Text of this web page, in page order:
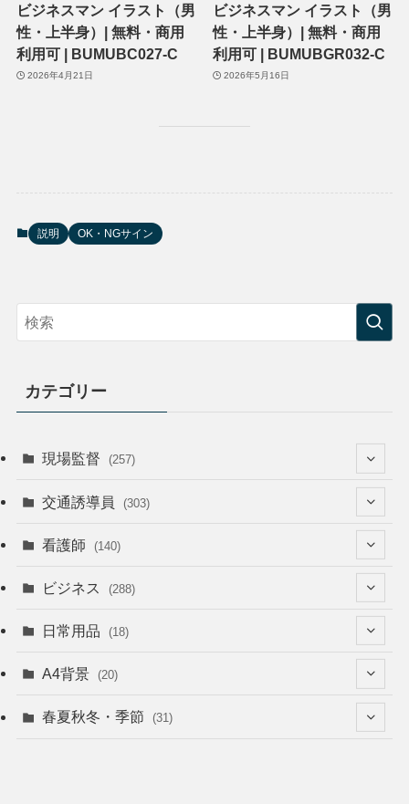
ビジネスマン イラスト（男
性・上半身）| 無料・商用
利用可 | BUMUBC027-C
2026年4月21日
ビジネスマン イラスト（男
性・上半身）| 無料・商用
利用可 | BUMUBGR032-C
2026年5月16日
説明 OK・NGサイン
カテゴリー
現場監督 (257)
(52)
(74)
交通誘導員 (303)
(64)
(53)
(55)
看護師 (140)
(53)
(36)
(22)
ビジネス (288)
(120)
(12)
(49)
(8)
日常用品 (18)
(13)
A4背景 (20)
(5)
春夏秋冬・季節 (31)